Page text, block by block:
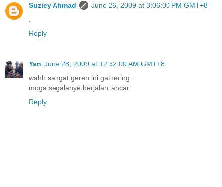
Suziey Ahmad
June 26, 2009 at 3:06:00 PM GMT+8
.
Reply
Yan June 28, 2009 at 12:52:00 AM GMT+8
wahh sangat geren ini gathering..
moga segalanye berjalan lancar
Reply